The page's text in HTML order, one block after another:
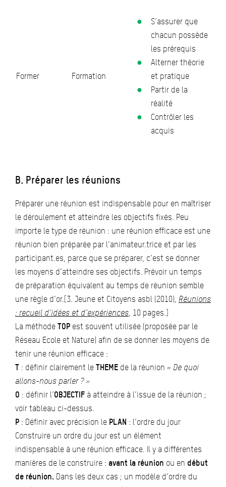
Former Formation
S’assurer que
chacun possède
les prérequis
Alterner théorie
et pratique
Partir de la
réalité
Contrôler les
acquis
B. Préparer les réunions
Préparer une réunion est indispensable pour en maîtriser
le déroulement et atteindre les objectifs fixés. Peu
importe le type de réunion : une réunion efficace est une
réunion bien préparée par l’animateur.trice et par les
participant.es, parce que se préparer, c’est se donner
les moyens d’atteindre ses objectifs. Prévoir un temps
de préparation équivalent au temps de réunion semble
une règle d’or.[3. Jeune et Citoyens asbl (2010), Réunions
: recueil d’idées et d’expériences, 10 pages.]
La méthode TOP est souvent utilisée (proposée par le
Réseau Ecole et Nature) afin de se donner les moyens de
tenir une réunion efficace :
T : définir clairement le THEME de la réunion « De quoi
allons-nous parler ? »
O : définir l’OBJECTIF à atteindre à l’issue de la réunion ;
voir tableau ci-dessus.
P : Définir avec précision le PLAN : l’ordre du jour
Construire un ordre du jour est un élément
indispensable à une réunion efficace. Il y a différentes
manières de le construire : avant la réunion ou en début
de réunion. Dans les deux cas ; un modèle d’ordre du